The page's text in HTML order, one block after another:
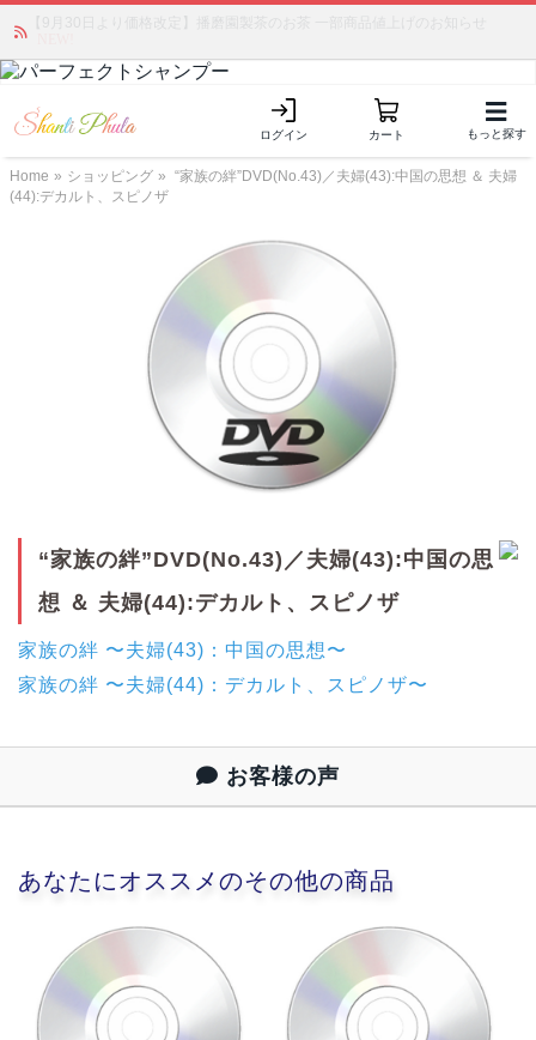
ログイン カート もっと探す
Home » ショッピング » “家族の絆”DVD(No.43)／夫婦(43):中国の思想 ＆ 夫婦
(44):デカルト、スピノザ
“家族の絆”DVD(No.43)／夫婦(43):中国の思
想 ＆ 夫婦(44):デカルト、スピノザ
家族の絆 〜夫婦(43)：中国の思想〜
家族の絆 〜夫婦(44)：デカルト、スピノザ〜
お客様の声
あなたにオススメのその他の商品